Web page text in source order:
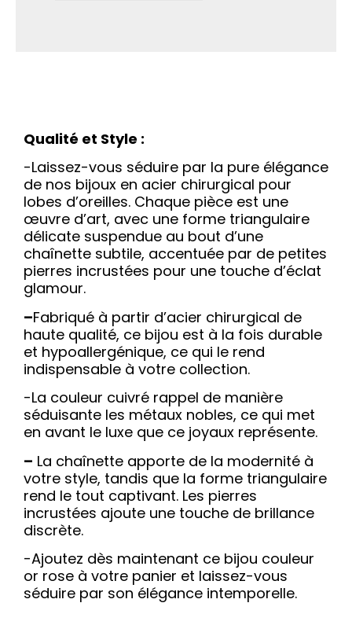
Qualité et Style :
-Laissez-vous séduire par la pure élégance
de nos bijoux en acier chirurgical pour
lobes d’oreilles. Chaque pièce est une
œuvre d’art, avec une forme triangulaire
délicate suspendue au bout d’une
chaînette subtile, accentuée par de petites
pierres incrustées pour une touche d’éclat
glamour.
–Fabriqué à partir d’acier chirurgical de
haute qualité, ce bijou est à la fois durable
et hypoallergénique, ce qui le rend
indispensable à votre collection.
-La couleur cuivré rappel de manière
séduisante les métaux nobles, ce qui met
en avant le luxe que ce joyaux représente.
– La chaînette apporte de la modernité à
votre style, tandis que la forme triangulaire
rend le tout captivant. Les pierres
incrustées ajoute une touche de brillance
discrète.
-Ajoutez dès maintenant ce bijou couleur
or rose à votre panier et laissez-vous
séduire par son élégance intemporelle.